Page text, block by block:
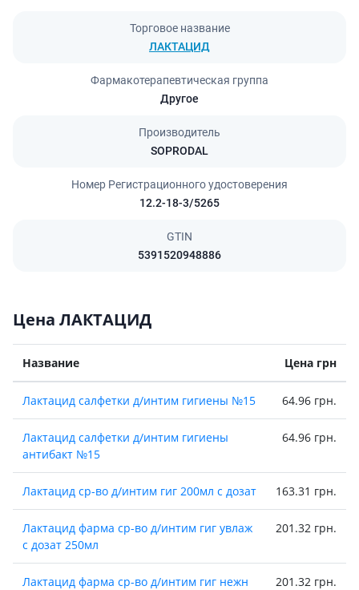
Торговое название
ЛАКТАЦИД
Фармакотерапевтическая группа
Другое
Производитель
SOPRODAL
Номер Регистрационного удостоверения
12.2-18-3/5265
GTIN
5391520948886
Цена ЛАКТАЦИД
Название Цена грн
Лактацид салфетки д/интим гигиены №15 64.96 грн.
Лактацид салфетки д/интим гигиены
антибакт №15
64.96 грн.
Лактацид ср-во д/интим гиг 200мл с дозат 163.31 грн.
Лактацид фарма ср-во д/интим гиг увлаж
с дозат 250мл
201.32 грн.
Лактацид фарма ср-во д/интим гиг нежн
201.32 грн.